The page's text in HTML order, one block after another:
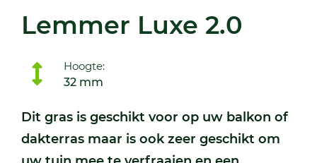
Lemmer Luxe 2.0
Hoogte:
32 mm
Dit gras is geschikt voor op uw balkon of
dakterras maar is ook zeer geschikt om